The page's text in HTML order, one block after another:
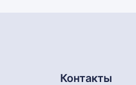
Контакты